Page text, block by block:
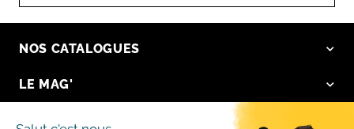
NOS CATALOGUES
LE MAG'